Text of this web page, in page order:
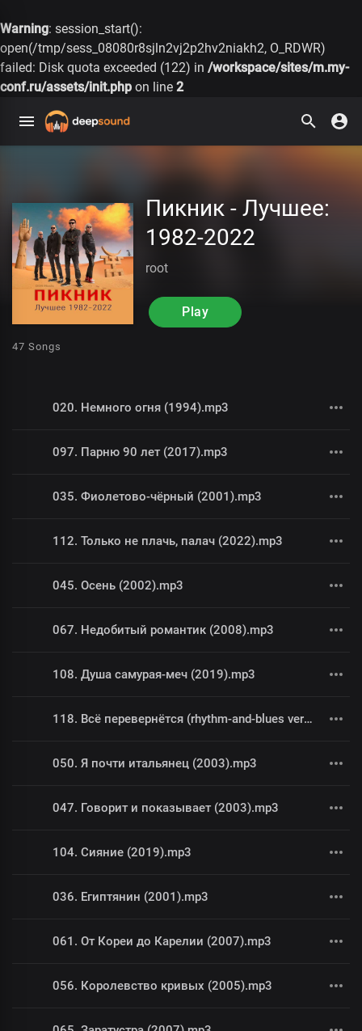
Warning: session_start():
open(/tmp/sess_08080r8sjln2vj2p2hv2niakh2, O_RDWR)
failed: Disk quota exceeded (122) in /workspace/sites/m.my-
conf.ru/assets/init.php on line 2
Пикник - Лучшее:
1982-2022
root
Play
47 Songs
020. Немного огня (1994).mp3
097. Парню 90 лет (2017).mp3
035. Фиолетово-чёрный (2001).mp3
112. Только не плачь, палач (2022).mp3
045. Осень (2002).mp3
067. Недобитый романтик (2008).mp3
108. Душа самурая-меч (2019).mp3
118. Всё перевернётся (rhythm-and-blues version) (2022).mp3
050. Я почти итальянец (2003).mp3
047. Говорит и показывает (2003).mp3
104. Сияние (2019).mp3
036. Египтянин (2001).mp3
061. От Кореи до Карелии (2007).mp3
056. Королевство кривых (2005).mp3